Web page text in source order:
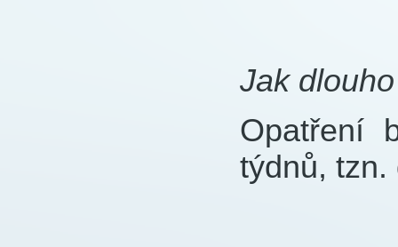
Jak
Opatření
týdnů, tzn.